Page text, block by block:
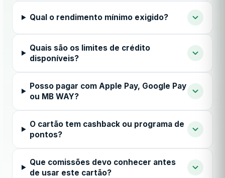
Qual o rendimento mínimo exigido?
Quais são os limites de crédito
disponíveis?
Posso pagar com Apple Pay, Google Pay
ou MB WAY?
O cartão tem cashback ou programa de
pontos?
Que comissões devo conhecer antes
de usar este cartão?